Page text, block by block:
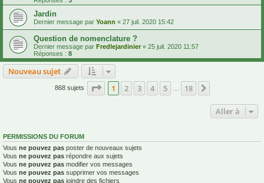
Jardin
Dernier message par Yoann « 27 juil. 2020 15:42
Question de nomenclature ?
Dernier message par Fredlejardinier « 25 juil. 2020 11:57
Réponses : 8
Nouveau sujet
868 sujets Page 1sur18
1 2 3 4 5 18
Aller à
PERMISSIONS DU FORUM
Vous ne pouvez pas poster de nouveaux sujets
Vous ne pouvez pas répondre aux sujets
Vous ne pouvez pas modifier vos messages
Vous ne pouvez pas supprimer vos messages
Vous ne pouvez pas joindre des fichiers